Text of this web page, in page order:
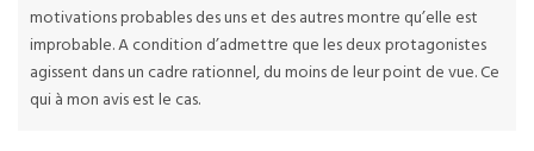
motivations probables des uns et des autres montre qu’elle est
improbable. A condition d’admettre que les deux protagonistes
agissent dans un cadre rationnel, du moins de leur point de vue. Ce
qui à mon avis est le cas.